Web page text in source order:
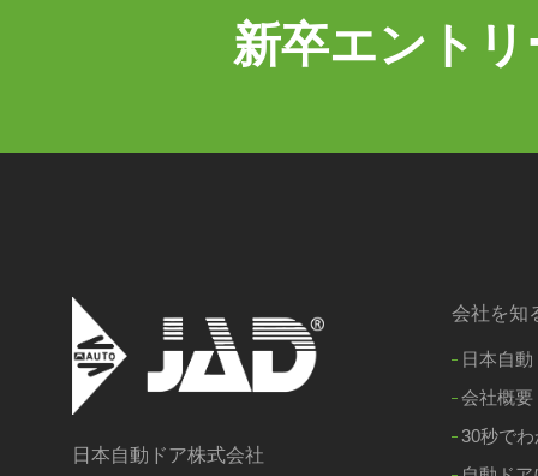
新卒エントリ
日本自動ドア株式会社
会社を知
日本自
会社概要
30秒で